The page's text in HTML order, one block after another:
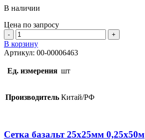
В наличии
Цена по запросу
Количество
товара
Сетка
50х50х3мм
1мх2м
В корзину
Артикул: 00-00006463
Ед. измерения шт
Производитель Китай/РФ
Сетка базальт 25х25мм 0,25х50м